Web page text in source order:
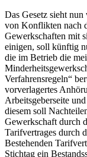
Das Gesetz sieht
von Konflikten nach
Gewerkschaften mit
einigen, soll künftig
die im Betrieb die
Verfahrensregeln“
vorverlagertes
Arbeitsgeberseite
diesem soll
Gewerkschaft durch
Tarifvertrages durch
Bestehenden
Stichtag ein